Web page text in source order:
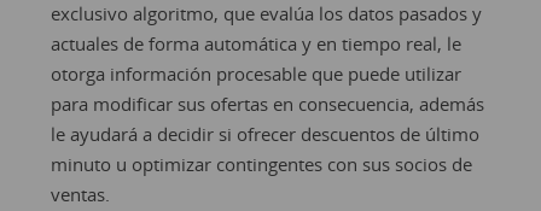
exclusivo algoritmo, que evalúa los datos pasados y
actuales de forma automática y en tiempo real, le
otorga información procesable que puede utilizar
para modificar sus ofertas en consecuencia, además
le ayudará a decidir si ofrecer descuentos de último
minuto u optimizar contingentes con sus socios de
ventas.